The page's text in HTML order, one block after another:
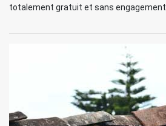
totalement gratuit et sans engagement.